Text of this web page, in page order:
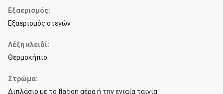
Εξαερισμός:
Εξαερισμός στεγών
Λέξη κλειδί:
Θερμοκήπιο
Στρώμα:
Διπλάσιο με το flation αέρα ή την ενιαία ταινία